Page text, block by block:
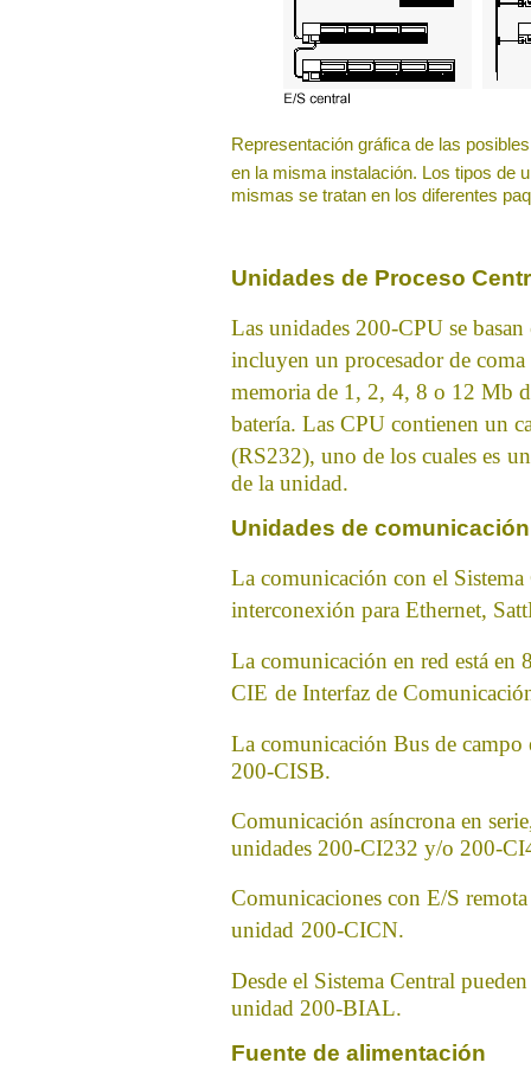
Representación gráfica de las
en la misma instalación. Los tipos de
mismas se tratan en los diferentes
Unidades de Proceso
Las unidades 200-CPU se basan
incluyen un procesador de
memoria de 1, 2, 4, 8 o 12 Mb
batería. Las CPU contienen un
(RS232), uno de los cuales es
de la unidad.
Unidades de comunicación
La comunicación con el Sistema
interconexión para Ethernet,
La comunicación en red está en
CIE de Interfaz de
La comunicación Bus de campo
200-CISB.
Comunicación asíncrona en
unidades 200-CI232 y/o 200-
Comunicaciones con E/S
unidad 200-CICN.
Desde el Sistema Central pueden
unidad 200-BIAL.
Fuente de alimentación